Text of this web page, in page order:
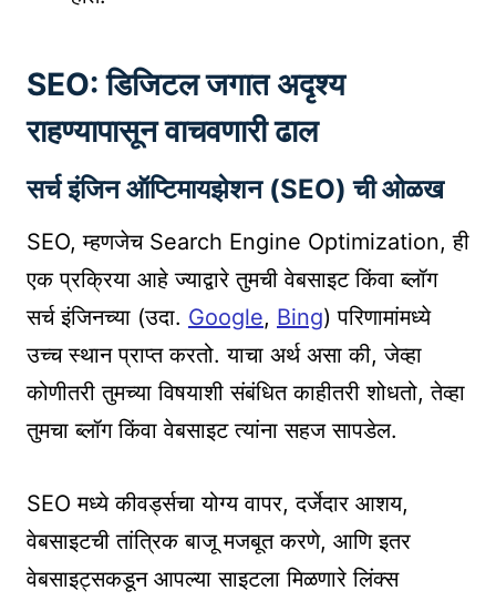
SEO: डिजिटल जगात अदृश्य
राहण्यापासून वाचवणारी ढाल
सर्च इंजिन ऑप्टिमायझेशन (SEO) ची ओळख
SEO, म्हणजेच Search Engine Optimization, ही
एक प्रक्रिया आहे ज्याद्वारे तुमची वेबसाइट किंवा ब्लॉग
सर्च इंजिनच्या (उदा. Google, Bing) परिणामांमध्ये
उच्च स्थान प्राप्त करतो. याचा अर्थ असा की, जेव्हा
कोणीतरी तुमच्या विषयाशी संबंधित काहीतरी शोधतो, तेव्हा
तुमचा ब्लॉग किंवा वेबसाइट त्यांना सहज सापडेल.
SEO मध्ये कीवर्ड्सचा योग्य वापर, दर्जेदार आशय,
वेबसाइटची तांत्रिक बाजू मजबूत करणे, आणि इतर
वेबसाइट्सकडून आपल्या साइटला मिळणारे लिंक्स